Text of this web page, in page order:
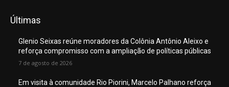
Últimas
Glenio Seixas reúne moradores da Colônia Antônio Aleixo e
reforça compromisso com a ampliação de políticas públicas
7 de agosto de 2026
Em visita à comunidade Rio Piorini, Marcelo Palhano reforça